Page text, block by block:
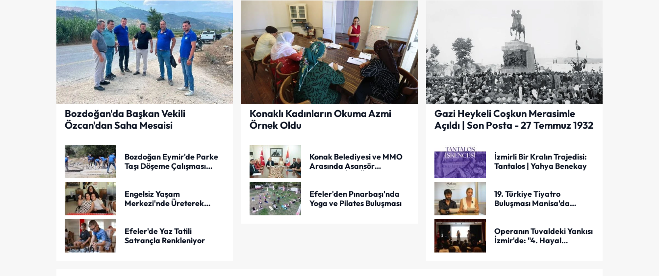
Bozdoğan'da Başkan Vekili
Özcan'dan Saha Mesaisi
Bozdoğan Eymir'de Parke
Taşı Döşeme Çalışması
Engelsiz Yaşam
Merkezi'nde Üreterek
Efeler'de Yaz Tatili
Satrançla Renkleniyor
Konaklı Kadınların Okuma Azmi
Örnek Oldu
Konak Belediyesi ve MMO
Arasında Asansör
Efeler'den Pınarbaşı'nda
Yoga ve Pilates Buluşması
Gazi Heykeli Coşkun Merasimle
Açıldı | Son Posta - 27 Temmuz 1932
İzmirli Bir Kralın Trajedisi:
Tantalos | Yahya Benekay
19. Türkiye Tiyatro
Buluşması Manisa'da
Operanın Tuvaldeki Yankısı
İzmir'de: "4. Hayal